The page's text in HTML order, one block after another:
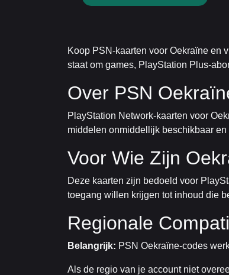
Koop PSN-kaarten voor Oekraïne en
staat om games, PlayStation Plus-
Over PSN
PlayStation Network-kaarten voor
middelen onmiddellijk beschikbaar
Voor Wie Zijn
Deze kaarten zijn bedoeld voor
toegang willen krijgen tot inhoud die
Regionale
Belangrijk: PSN Oekraïne-codes
Als de regio van je account niet